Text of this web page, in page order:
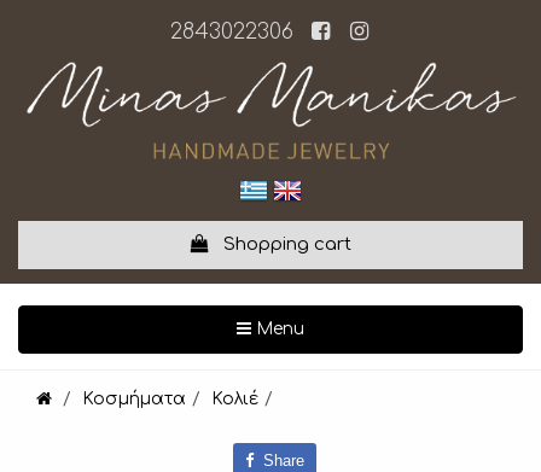
2843022306
Shopping cart
Menu
Κοσμήματα Κολιέ
Share